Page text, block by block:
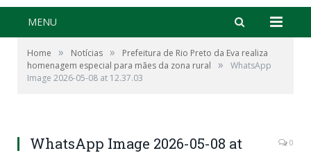
MENU
Home » Notícias »
Prefeitura de Rio Preto da Eva realiza
homenagem especial para mães da zona rural
»
WhatsApp
Image 2026-05-08 at 12.37.03
WhatsApp Image 2026-05-08 at
0